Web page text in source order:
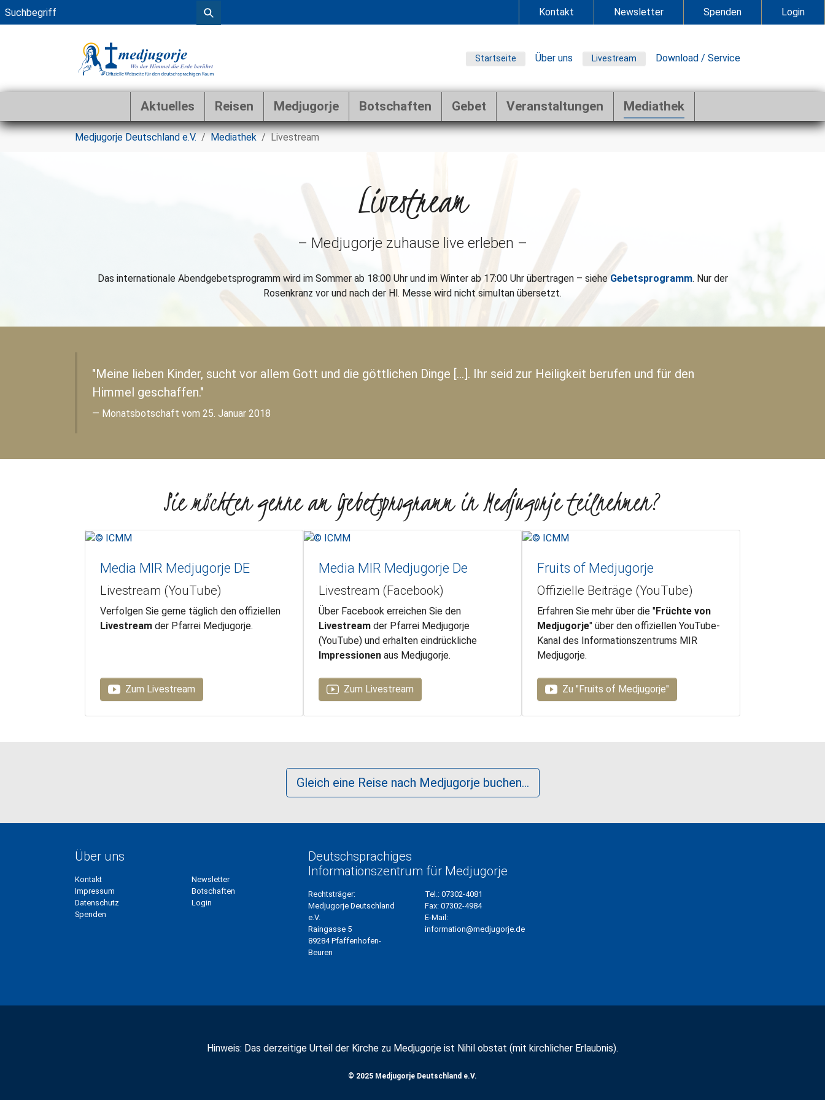
Zum Hauptinhalt springen
Kontakt Newsletter Spenden Login
Startseite Über uns Livestream Download / Service
Aktuelles Reisen Medjugorje Botschaften Gebet Veranstaltungen Mediathek
Sie sind hier:
Medjugorje Deutschland e.V. Mediathek Livestream
Livestream
– Medjugorje zuhause live erleben –
Das internationale Abendgebetsprogramm wird im Sommer ab 18:00 Uhr und im Winter ab 17:00 Uhr übertragen – sieheGebetsprogramm. Nur der
Rosenkranz vor und nach der Hl. Messe wird nicht simultan übersetzt.
"Meine lieben Kinder, sucht vor allem Gott und die göttlichen Dinge [...]. Ihr seid zur Heiligkeit berufen und für den
Himmel geschaffen."
Monatsbotschaft vom 25. Januar 2018
Sie möchten gerne am Gebetsprogramm in Medjugorje teilnehmen?
Media MIR Medjugorje DE
Livestream (YouTube)
Verfolgen Sie gerne täglich den offiziellen
Livestream der Pfarrei Medjugorje.
Zum Livestream
Media MIR Medjugorje De
Livestream (Facebook)
Über Facebook erreichen Sie den
Livestream der Pfarrei Medjugorje
(YouTube) und erhalten eindrückliche
Impressionen aus Medjugorje.
Zum Livestream
Fruits of Medjugorje
Offizielle Beiträge (YouTube)
Erfahren Sie mehr über die "Früchte von
Medjugorje" über den offiziellen YouTube-
Kanal des Informationszentrums MIR
Medjugorje.
Zu "Fruits of Medjugorje"
Gleich eine Reise nach Medjugorje buchen...
Über uns
Kontakt
Impressum
Datenschutz
Spenden
Newsletter
Botschaften
Login
Deutschsprachiges
Informationszentrum für Medjugorje
Rechtsträger:
Medjugorje Deutschland
e.V.
Raingasse 5
89284 Pfaffenhofen-
Beuren
Tel.: 07302-4081
Fax: 07302-4984
E-Mail:
information@medjugorje.de
Hinweis: Das derzeitige Urteil der Kirche zu Medjugorje ist Nihil obstat (mit kirchlicher Erlaubnis).
© 2025 Medjugorje Deutschland e.V.